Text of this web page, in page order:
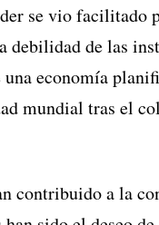
se vio facilitado
debilidad de las
economía
mundial tras el
contribuido a la